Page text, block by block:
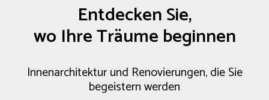
Entdecken Sie,
wo Ihre Träume beginnen
Innenarchitektur und Renovierungen, die Sie
begeistern werden